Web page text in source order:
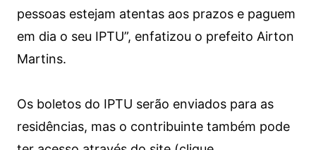
pessoas estejam atentas aos prazos e paguem
em dia o seu IPTU”, enfatizou o prefeito Airton
Martins.
Os boletos do IPTU serão enviados para as
residências, mas o contribuinte também pode